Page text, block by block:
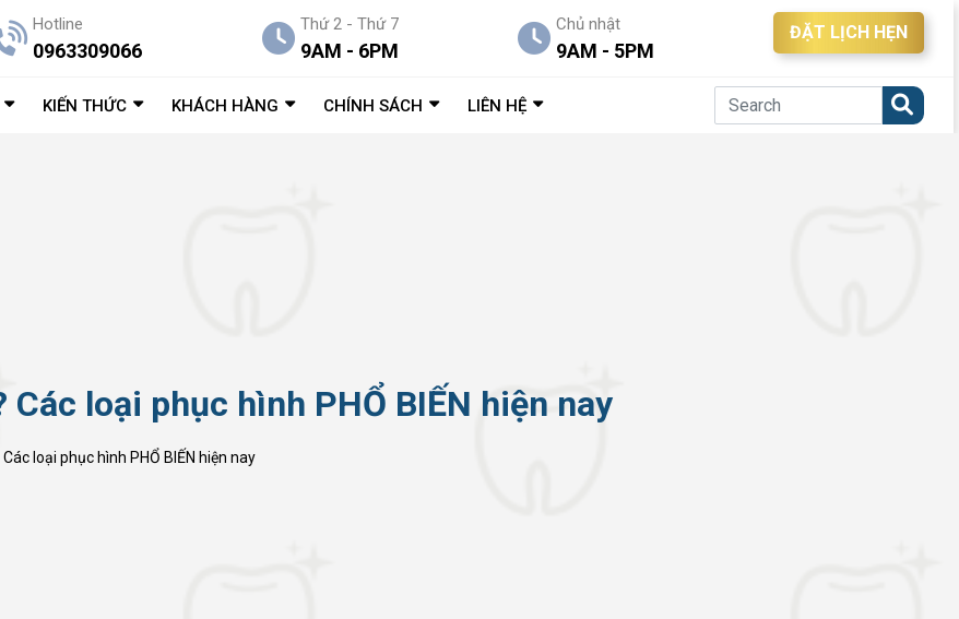
Hotline
0963309066
Thứ 2 - Thứ 7
9AM - 6PM
Chủ nhật
9AM - 5PM
ĐẶT LỊCH HẸN
KIẾN THỨC KHÁCH HÀNG CHÍNH SÁCH LIÊN HỆ
loại phục hình PHỔ BIẾN hiện nay
loại phục hình PHỔ BIẾN hiện nay